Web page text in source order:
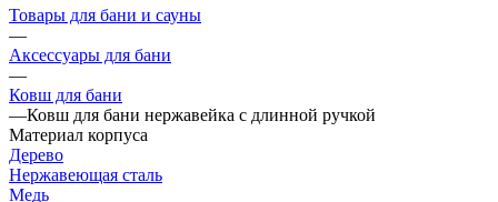
Товары для бани и сауны
—
Аксессуары для бани
—
Ковш для бани
—Ковш для бани нержавейка с длинной ручкой
Материал корпуса
Дерево
Нержавеющая сталь
Медь